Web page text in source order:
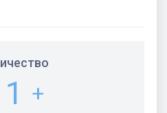
1 +